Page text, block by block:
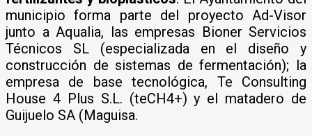
municipio forma parte del proyecto Ad-Visor
junto a Aqualia, las empresas Bioner Servicios
Técnicos SL (especializada en el diseño y
construcción de sistemas de fermentación); la
empresa de base tecnológica, Te Consulting
House 4 Plus S.L. (teCH4+) y el matadero de
Guijuelo SA (Maguisa.